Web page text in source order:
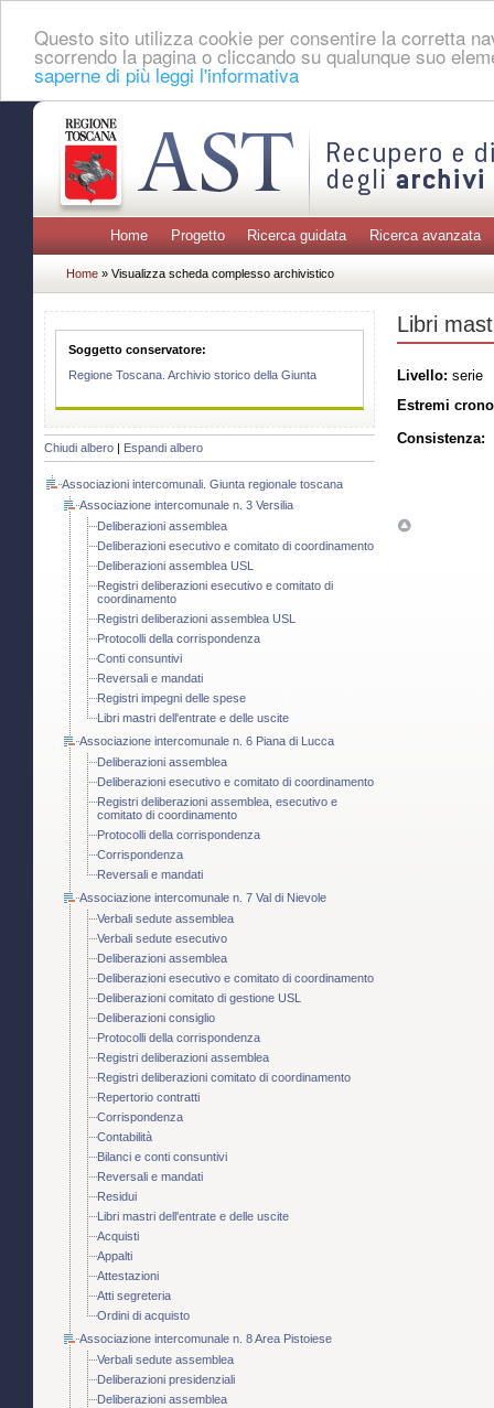
Questo sito utilizza cookie per consentire la corretta
scorrendo la pagina o cliccando su qualunque suo
saperne di più leggi l'informativa
Home Progetto Ricerca guidata Ricerca avanzata
Home » Visualizza scheda complesso archivistico
Soggetto conservatore:
Regione Toscana. Archivio storico della Giunta
Chiudi albero Espandi albero
Associazioni intercomunali. Giunta regionale toscana
Associazione intercomunale n. 3 Versilia
Deliberazioni assemblea
Deliberazioni esecutivo e comitato di coordinamento
Deliberazioni assemblea USL
Registri deliberazioni esecutivo e comitato di
coordinamento
Registri deliberazioni assemblea USL
Protocolli della corrispondenza
Conti consuntivi
Reversali e mandati
Registri impegni delle spese
Libri mastri dell'entrate e delle uscite
Associazione intercomunale n. 6 Piana di Lucca
Deliberazioni assemblea
Deliberazioni esecutivo e comitato di coordinamento
Registri deliberazioni assemblea, esecutivo e
comitato di coordinamento
Protocolli della corrispondenza
Corrispondenza
Reversali e mandati
Associazione intercomunale n. 7 Val di Nievole
Verbali sedute assemblea
Verbali sedute esecutivo
Deliberazioni assemblea
Deliberazioni esecutivo e comitato di coordinamento
Deliberazioni comitato di gestione USL
Deliberazioni consiglio
Protocolli della corrispondenza
Registri deliberazioni assemblea
Registri deliberazioni comitato di coordinamento
Repertorio contratti
Corrispondenza
Contabilità
Bilanci e conti consuntivi
Reversali e mandati
Residui
Libri mastri dell'entrate e delle uscite
Acquisti
Appalti
Attestazioni
Atti segreteria
Ordini di acquisto
Associazione intercomunale n. 8 Area Pistoiese
Verbali sedute assemblea
Deliberazioni presidenziali
Deliberazioni assemblea
Libri
Livello: serie
Estremi
Consistenza: